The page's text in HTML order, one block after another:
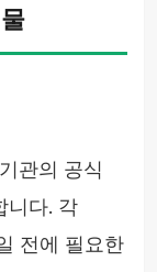
관의 공식
니다. 각
전에 필요한